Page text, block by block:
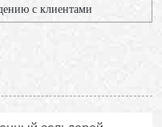
с клиентами